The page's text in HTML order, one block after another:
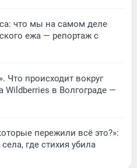
что мы на самом деле
ежа — репортаж с
Что происходит вокруг
в Волгограде —
пережили всё это?»:
где стихия убила